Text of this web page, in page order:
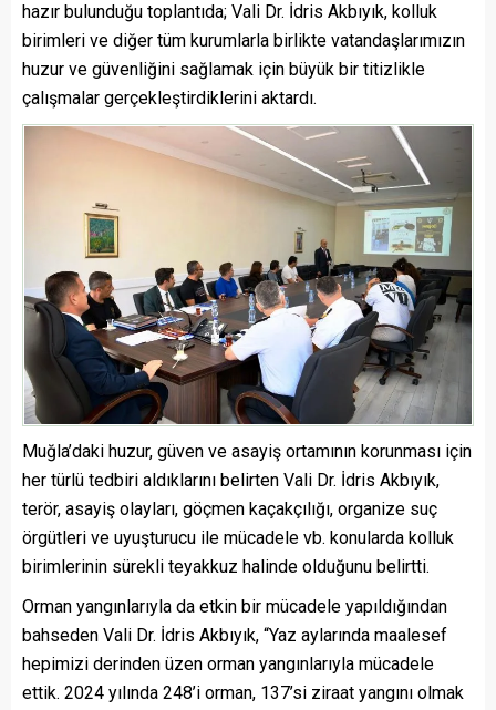
hazır bulunduğu toplantıda; Vali Dr. İdris Akbıyık, kolluk
birimleri ve diğer tüm kurumlarla birlikte vatandaşlarımızın
huzur ve güvenliğini sağlamak için büyük bir titizlikle
çalışmalar gerçekleştirdiklerini aktardı.
Muğla’daki huzur, güven ve asayiş ortamının korunması için
her türlü tedbiri aldıklarını belirten Vali Dr. İdris Akbıyık,
terör, asayiş olayları, göçmen kaçakçılığı, organize suç
örgütleri ve uyuşturucu ile mücadele vb. konularda kolluk
birimlerinin sürekli teyakkuz halinde olduğunu belirtti.
Orman yangınlarıyla da etkin bir mücadele yapıldığından
bahseden Vali Dr. İdris Akbıyık, “Yaz aylarında maalesef
hepimizi derinden üzen orman yangınlarıyla mücadele
ettik. 2024 yılında 248’i orman, 137’si ziraat yangını olmak